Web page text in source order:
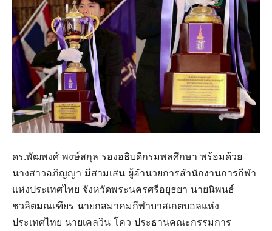
ดร.พัฒพงศ์ พงษ์สกุล รองอธิบดีกรมพลศึกษา พร้อมด้วย
นางสาวอภิญญา มีสามเสน ผู้อำนวยการสำนักงานการกีฬา
แห่งประเทศไทย จังหวัดพระนครศรีอยุธยา นายนิพนธ์
ชวลิตมณเฑียร นายกสมาคมกีฬาบาสเกตบอลแห่ง
ประเทศไทย นายเคลวิน โคว ประธานคณะกรรมการ